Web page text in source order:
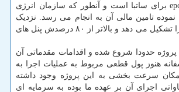
این پروژه بصورت epc برای ساتبا است و آنطور که سازمان انرژی
نموده تامین مالی آن به انجام می رسد. نزدیک
به ۲۰ درصد نیاز ما را تشکیل می دهد و بالاتر از ۸۰ درصدش پنل های
پروژه حدودا شروع شده و اقدامات مقدماتی آن
هنوز پول قطعی مربوط به عملیات اجرا به
سرعت بخشی به این پروژه وجود داشته
برای ۵۴۰ مگاواتی اجرای آن بر عهده ما بوده به سرمایه ای